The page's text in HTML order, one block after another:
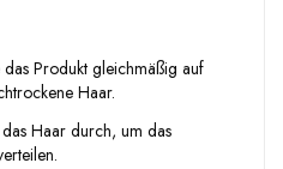
das Produkt gleichmäßig auf
Haar.
Haar durch, um das